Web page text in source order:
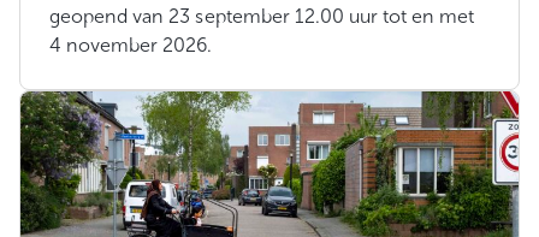
geopend van 23 september 12.00 uur tot en met
4 november 2026.